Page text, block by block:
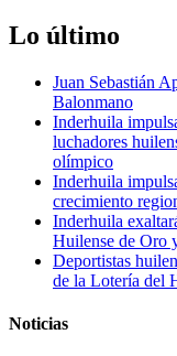
Lo último
Juan Sebastián
Balonmano
Inderhuila
luchadores
olímpico
Inderhuila
crecimiento
Inderhuila
Huilense de Oro
Deportistas
de la Lotería del
Noticias